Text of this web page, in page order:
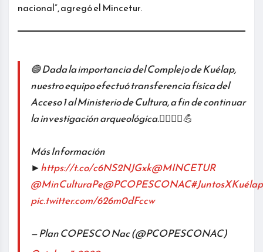
nacional”, agregó el Mincetur.
🟢 Dada la importancia del Complejo de Kuélap,
nuestro equipo efectuó transferencia física del
Acceso 1 al Ministerio de Cultura, a fin de continuar
la investigación arqueológica.👷🏽‍♂‍🤝💪
Más Información
►https://t.co/c6NS2NJGxk@MINCETUR
@MinCulturaPe@PCOPESCONAC#JuntosXKuélap
pic.twitter.com/626m0dFccw
— Plan COPESCO Nac (@PCOPESCONAC)